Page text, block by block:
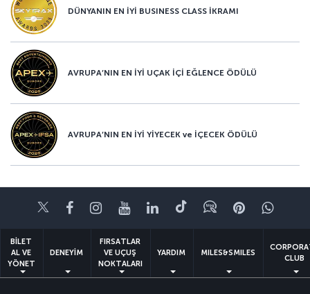
DÜNYANIN EN İYİ BUSINESS CLASS İKRAMI
AVRUPA’NIN EN İYİ UÇAK İÇİ EĞLENCE ÖDÜLÜ
AVRUPA’NIN EN İYİ YİYECEK ve İÇECEK ÖDÜLÜ
TwitterFacebookInstagram
YoutubeLinkedIn
TiktokBlogPinterest
BİLET
AL VE
YÖNET
DENEYİM
FIRSATLAR
VE UÇUŞ
NOKTALARI
YARDIM MILES&SMILES
CLUB